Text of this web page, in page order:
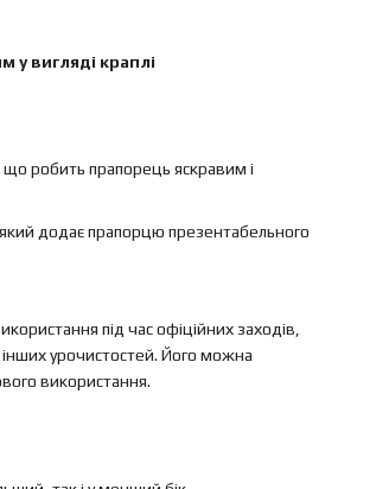
вигляді краплі
що робить прапорець яскравим і
додає прапорцю презентабельного
під час офіційних заходів,
інших урочистостей. Його можна
використання.